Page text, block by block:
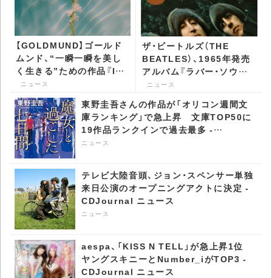
【GOLDMUND】ゴールド
ムンド、“一瞬一瞬を美し
く生きる”ための作品『In
Each Moment』を発表 -
CDJournal ニュース
ニュース
ザ・ビートルズ（THE
BEATLES）、1965年発売
アルバム『ラバー・ソウル』
新スペシャル・エディショ
決定 - CDJournal ニュー
ス
ニュース
東野圭吾さんの作品が「オリコン週間文
庫ランキング」で急上昇​ 文庫TOP50に
19作品ランクインで過去最多 -
CDJournal ニュース
ニュース
テレビ大陸音頭、ジョン・スペンサー単独
来日公演のオープニングアクトに決定 -
CDJournal ニュース
ニュース
aespa、「KISS N TELL」が急上昇1位
ヤングスキニーとNumber_iがTOP3 -
CDJournal ニュース